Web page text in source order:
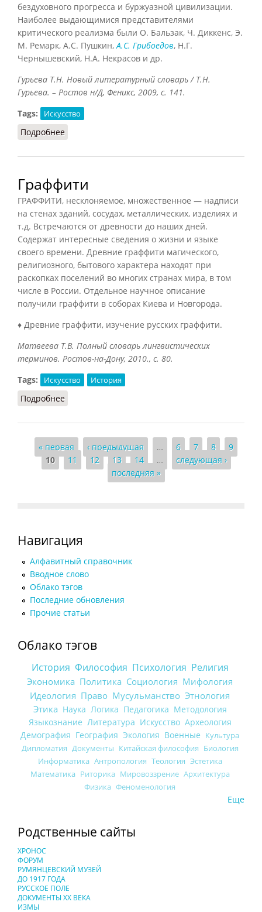
бездуховного прогресса и буржуазной цивилизации.
Наиболее выдающимися представителями
критического реализма были О. Бальзак, Ч. Диккенс, Э.
М. Ремарк, А.С. Пушкин, А.С. Грибоедов, Н.Г.
Чернышевский, Н.А. Некрасов и др.
Гурьева Т.Н. Новый литературный словарь / Т.Н.
Гурьева. – Ростов н/Д, Феникс, 2009, с. 141.
Tags:
Искусство
Подробнее
Граффити
ГРАФФИТИ, несклоняемое, множественное — надписи
на стенах зданий, сосудах, металлических, изделиях и
т.д. Встречаются от древности до наших дней.
Содержат интересные сведения о жизни и языке
своего времени. Древние граффити магического,
религиозного, бытового характера находят при
раскопках поселений во многих странах мира, в том
числе в России. Отдельное научное описание
получили граффити в соборах Киева и Новгорода.
♦ Древние граффити, изучение русских граффити.
Матвеева Т.В. Полный словарь лингвистических
терминов. Ростов-на-Дону, 2010., с. 80.
Tags:
Искусство История
Подробнее
Страницы
« первая ‹ предыдущая … 6 7 8
9
10
11 12 13 14 …
следующая ›
последняя »
Навигация
Алфавитный справочник
Вводное слово
Облако тэгов
Последние обновления
Прочие статьи
Облако тэгов
История Философия Психология Религия
Экономика Политика Социология Мифология
Идеология Право Мусульманство Этнология
Этика Наука Логика Педагогика Методология
Языкознание Литература Искусство Археология
Демография География Экология Военные Культура
Дипломатия Документы Китайская философия Биология
Информатика Антропология Теология Эстетика
Математика Риторика Мировоззрение Архитектура
Физика Феноменология
Еще
Родственные сайты
ХРОНОС
ФОРУМ
РУМЯНЦЕВСКИЙ МУЗЕЙ
ДО 1917 ГОДА
РУССКОЕ ПОЛЕ
ДОКУМЕНТЫ XX ВЕКА
ИЗМЫ